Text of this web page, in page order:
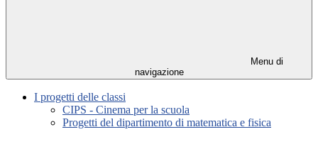
Menu di
navigazione
I progetti delle classi
CIPS - Cinema per la scuola
Progetti del dipartimento di matematica e fisica